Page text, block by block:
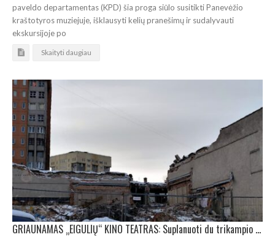
paveldo departamentas (KPD) šia proga siūlo susitikti Panevėžio
kraštotyros muziejuje, išklausyti kelių pranešimų ir sudalyvauti
ekskursijoje po
Skaityti daugiau
GRIAUNAMAS „EIGULIŲ“ KINO TEATRAS: Suplanuoti du trikampio plano daugiabučiai